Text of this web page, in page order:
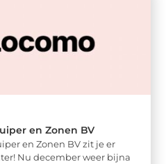
en Zonen BV
en Zonen BV zit je er
Nu december weer bijna